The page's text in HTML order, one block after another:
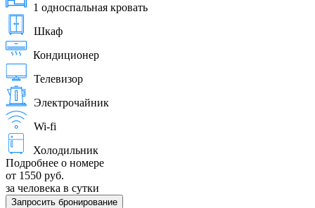
1 односпальная кровать
Шкаф
Кондиционер
Телевизор
Электрочайник
Wi-fi
Холодильник
Подробнее о номере
от 1550 руб.
за человека в сутки
Запросить бронирование